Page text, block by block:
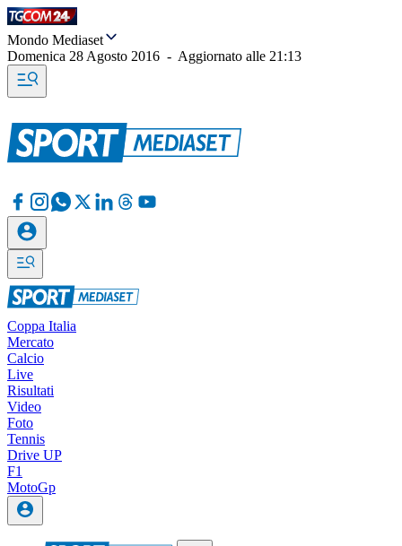
Mondo Mediaset
Domenica 28 Agosto 2016 - Aggiornato alle 21:13
Coppa Italia
Mercato
Calcio
Live
Risultati
Video
Foto
Tennis
Drive UP
F1
MotoGp